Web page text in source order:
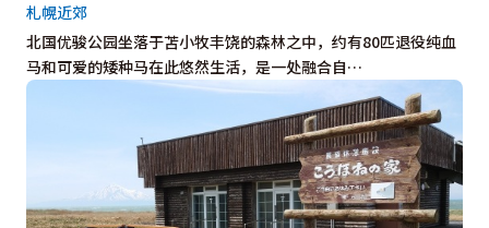
北国优骏公园坐落于苫小牧丰饶的森林之中，约有80匹退役纯血
马和可爱的矮种马在此悠然生活，是一处融合自…
札幌近郊